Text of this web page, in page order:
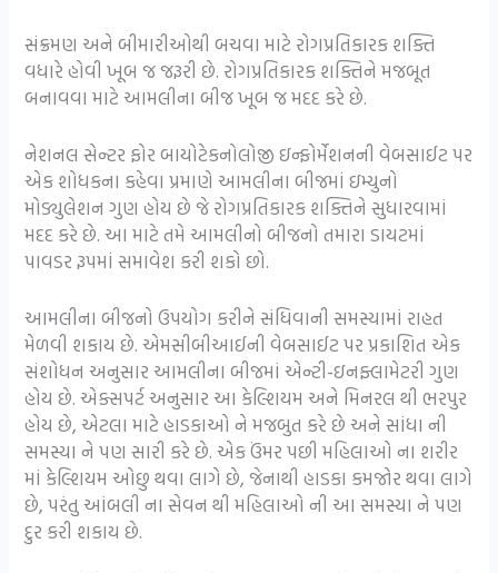
સંક્રમણ અને બીમારીઓથી બચવા માટે રોગપ્રતિકારક શક્તિ
વધારે હોવી ખૂબ જ જરૂરી છે. રોગપ્રતિકારક શક્તિને મજબૂત
બનાવવા માટે આમલીના બીજ ખૂબ જ મદદ કરે છે.
નેશનલ સેન્ટર ફોર બાયોટેકનોલોજી ઇન્ફોર્મેશનની વેબસાઈટ પર
એક શોધકના કહેવા પ્રમાણે આમલીના બીજમાં ઇમ્યુનો
મોડ્યુલેશન ગુણ હોય છે જે રોગપ્રતિકારક શક્તિને સુધારવામાં
મદદ કરે છે. આ માટે તમે આમલીનો બીજનો તમારા ડાયટમાં
પાવડર રૂપમાં સમાવેશ કરી શકો છો.
આમલીના બીજનો ઉપયોગ કરીને સંધિવાની સમસ્યામાં રાહત
મેળવી શકાય છે. એમસીબીઆઈની વેબસાઈટ પર પ્રકાશિત એક
સંશોધન અનુસાર આમલીના બીજમાં એન્ટી-ઇનફ્લામેટરી ગુણ
હોય છે. એક્સપર્ટ અનુસાર આ કેલ્શિયમ અને મિનરલ થી ભરપુર
હોય છે, એટલા માટે હાડકાઓ ને મજબુત કરે છે અને સાંધા ની
સમસ્યા ને પણ સારી કરે છે. એક ઉંમર પછી મહિલાઓ ના શરીર
માં કેલ્શિયમ ઓછુ થવા લાગે છે, જેનાથી હાડકા કમજોર થવા લાગે
છે, પરંતુ આંબલી ના સેવન થી મહિલાઓ ની આ સમસ્યા ને પણ
દુર કરી શકાય છે.